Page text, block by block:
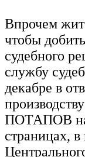
Впрочем
чтобы
судебного
службу
декабре в
ПОТАПОВ
страницах,